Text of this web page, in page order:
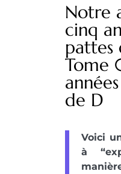
Notre
cinq
pattes
Tome
de D
Voici
à